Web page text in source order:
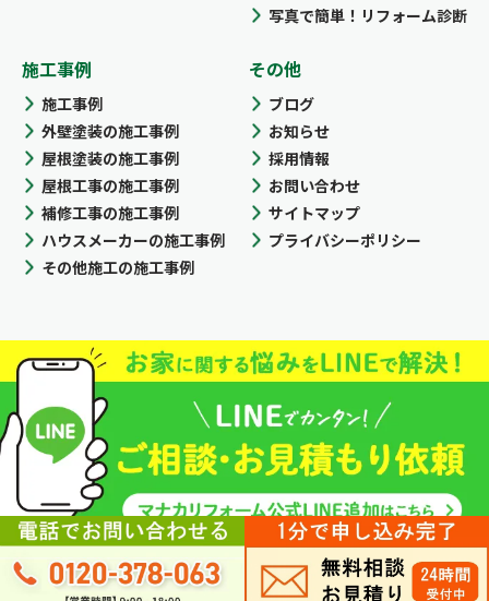
写真で簡単！リフォーム診断
施工事例
施工事例
外壁塗装の施工事例
屋根塗装の施工事例
屋根工事の施工事例
補修工事の施工事例
ハウスメーカーの施工事例
その他施工の施工事例
その他
ブログ
お知らせ
採用情報
お問い合わせ
サイトマップ
プライバシーポリシー
Copyright © マナカリフォーム株式会社 All Rights Reserved.
プライバシーポリシー
採用情報サイトマップ